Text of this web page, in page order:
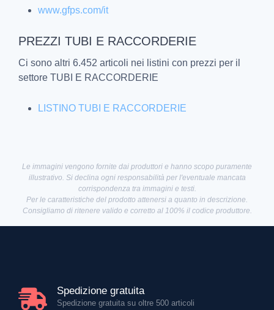
www.gfps.com/it
PREZZI TUBI E RACCORDERIE
Ci sono altri 6.452 articoli nei listini con prezzi per il
settore TUBI E RACCORDERIE
LISTINO TUBI E RACCORDERIE
Le immagini vengono fornite dai produttori e hanno scopo puramente
illustrativo. Si declina ogni responsabilità per l'eventuale mancata
corrispondenza tra immagini e testi.
Per le caratteristiche del prodotto attenersi a quanto in descrizione.
Consigliamo di ritenere valido e corretto al 100% il codice produttore.
Spedizione gratuita
Spedizione gratuita su oltre 500 articoli